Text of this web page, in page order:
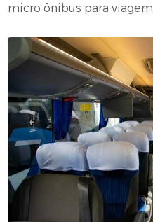
micro ônibus para viagem